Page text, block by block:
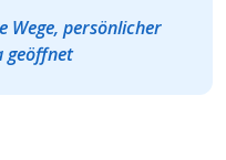
Wege, persönlicher
geöffnet